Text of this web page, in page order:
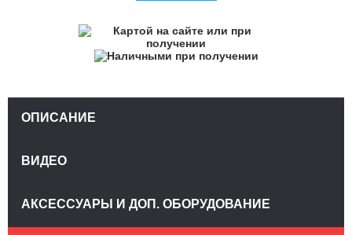
ОПИСАНИЕ
ВИДЕО
АКСЕССУАРЫ И ДОП. ОБОРУДОВАНИЕ